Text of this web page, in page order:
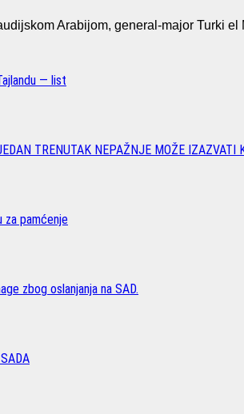
Arabijom, general-major Turki
— list
TRENUTAK NEPAŽNJE MOŽE IZAZVATI
za pamćenje
zbog oslanjanja na SAD.